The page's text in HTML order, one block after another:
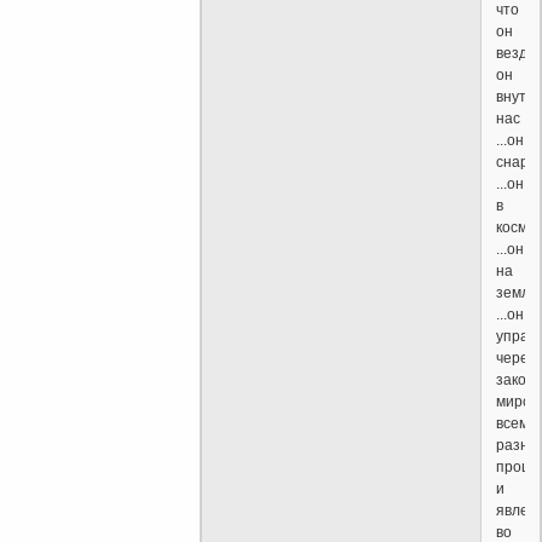
что
он
он
внутри
нас
...он
...он
в
...он
на
земле
...он
через
всем
и
во